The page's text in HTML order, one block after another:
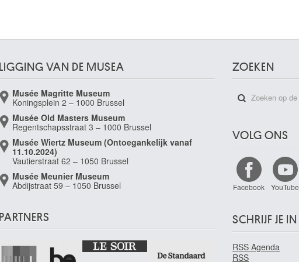
LIGGING VAN DE MUSEA
Musée Magritte Museum
Koningsplein 2 – 1000 Brussel
Musée Old Masters Museum
Regentschapsstraat 3 – 1000 Brussel
Musée Wiertz Museum (Ontoegankelijk vanaf
11.10.2024)
Vautierstraat 62 – 1050 Brussel
Musée Meunier Museum
Abdijstraat 59 – 1050 Brussel
PARTNERS
ZOEKEN
VOLG ONS
Facebook YouTube
SCHRIJF JE IN
RSS Agenda
RSS